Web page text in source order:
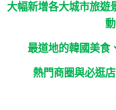
大幅新增各大城市旅遊
動
最道地的韓國美食
熱門商圈與必逛